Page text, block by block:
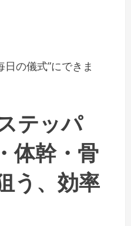
の儀式”にできま
テッパ
体幹・骨
う、効率